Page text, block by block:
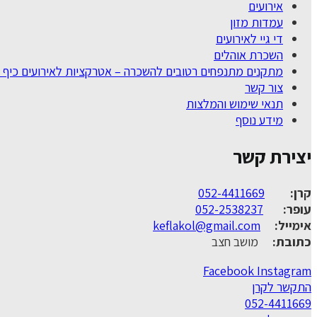
אירועים
עמדות מזון
די גיי לאירועים
השכרת אוהלים
מתקנים מתנפחים רטובים להשכרה – אטרקציות לאירועים
צור קשר
תנאי שימוש והמלצות
מידע נוסף
יצירת קשר
קרן:
052-4411669
עופר:
052-2538237
אימייל:
keflakol@gmail.com
כתובת: מושב חצב
Facebook Instagram
התקשר לקרן
052-4411669